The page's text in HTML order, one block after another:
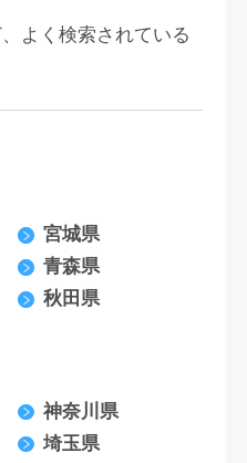
よく検索されている
宮城県
青森県
秋田県
神奈川県
埼玉県